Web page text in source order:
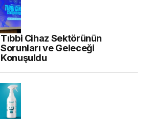
Tıbbi Cihaz Sektörünün
Sorunları ve Geleceği
Konuşuldu